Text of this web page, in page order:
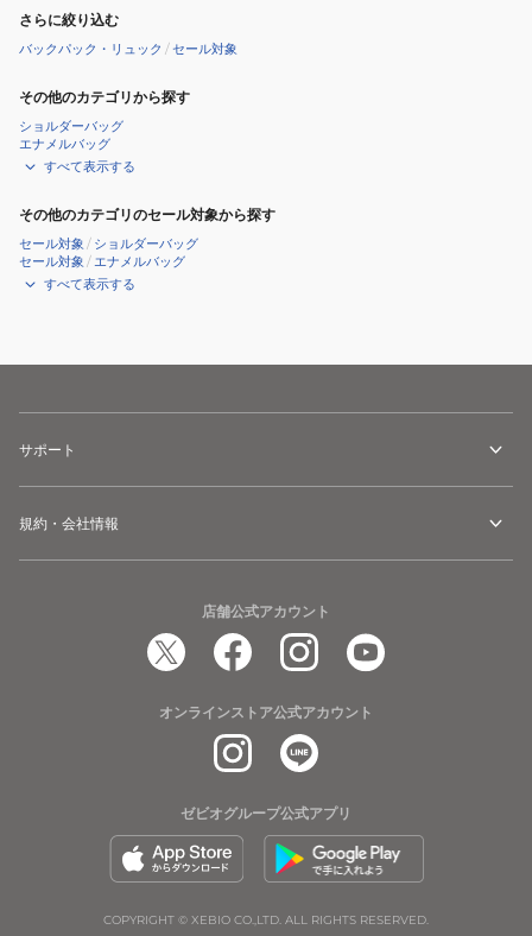
さらに絞り込む
バックパック・リュック /セール対象
その他のカテゴリから探す
ショルダーバッグ
エナメルバッグ
すべて表示する
その他のカテゴリのセール対象から探す
セール対象 / ショルダーバッグ
セール対象 /エナメルバッグ
すべて表示する
サポート
規約・会社情報
店舗公式アカウント
オンラインストア公式アカウント
ゼビオグループ公式アプリ
COPYRIGHT © XEBIO CO.,LTD. ALL RIGHTS RESERVED.